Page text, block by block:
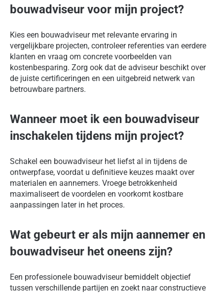
bouwadviseur voor mijn project?
Kies een bouwadviseur met relevante ervaring in
vergelijkbare projecten, controleer referenties van eerdere
klanten en vraag om concrete voorbeelden van
kostenbesparing. Zorg ook dat de adviseur beschikt over
de juiste certificeringen en een uitgebreid netwerk van
betrouwbare partners.
Wanneer moet ik een bouwadviseur
inschakelen tijdens mijn project?
Schakel een bouwadviseur het liefst al in tijdens de
ontwerpfase, voordat u definitieve keuzes maakt over
materialen en aannemers. Vroege betrokkenheid
maximaliseert de voordelen en voorkomt kostbare
aanpassingen later in het proces.
Wat gebeurt er als mijn aannemer en
bouwadviseur het oneens zijn?
Een professionele bouwadviseur bemiddelt objectief
tussen verschillende partijen en zoekt naar constructieve